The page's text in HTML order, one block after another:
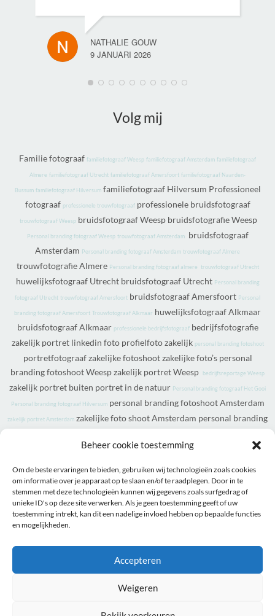
Beheer cookie toestemming
Om de beste ervaringen te bieden, gebruiken wij technologieën zoals cookies
om informatie over je apparaat op te slaan en/of te raadplegen. Door in te
stemmen met deze technologieën kunnen wij gegevens zoals surfgedrag of
unieke ID's op deze site verwerken. Als je geen toestemming geeft of uw
toestemming intrekt, kan dit een nadelige invloed hebben op bepaalde functies
en mogelijkheden.
Accepteren
Weigeren
NATHALIE GOUW
9 JANUARI 2026
Volg mij
Familie fotograaf familiefotograaf Weesp familiefotograaf Amsterdam familiefotograaf
Almere familiefotograaf Utrecht familiefotograaf Amersfoort familiefotograaf Naarden-
Bussum familiefotograaf Hilversumfamiliefotograaf Hilversum Professioneel
fotograaf professionele trouwfotograafprofessionele bruidsfotograaf
trouwfotograaf Weesp bruidsfotograaf Weesp bruidsfotografie Weesp
Personal branding fotograaf Weesp trouwfotograaf Amsterdambruidsfotograaf
Amsterdam Personal branding fotograaf Amsterdam trouwfotograaf Almere
trouwfotografie Almere Personal branding fotograaf almere trouwfotograaf Utrecht
huwelijksfotograaf Utrecht bruidsfotograaf Utrecht Personal branding
fotograaf Utrecht trouwfotograaf Amersfoort bruidsfotograaf Amersfoort Personal
branding fotograaf Amersfoort Trouwfotograaf Alkmaar huwelijksfotograaf Alkmaar
bruidsfotograaf Alkmaar professionele bedrijfsfotograafbedrijfsfotografie
zakelijk portret linkedin foto profielfoto zakelijk personal branding fotoshoot
portretfotograaf zakelijke fotoshoot zakelijke foto’s personal
branding fotoshoot Weesp zakelijk portret Weesp
bedrijfsreportage Weesp
zakelijk portret buiten portret in de natuur Personal branding fotograaf Het Gooi
Personal branding fotograaf Hilversumpersonal branding fotoshoot Amsterdam
zakelijk portret Amsterdam zakelijke foto shoot Amsterdam personal branding
branding fotoshoot Utrecht zakelijk portret Utrecht
bedrijfsreportage
Amersfoort zakelijk portret Amersfoortbedrijfsreportage Amersfoortzakelijke
portretten Amersfoortpersonal branding fotograaf personal
branding fotografie familie fotograaf familie
fotoshoot gezinsfotoshoot familiefotograaf familieshoot
linkedin zakelijke portretfoto fotograaf regio noordholland foto